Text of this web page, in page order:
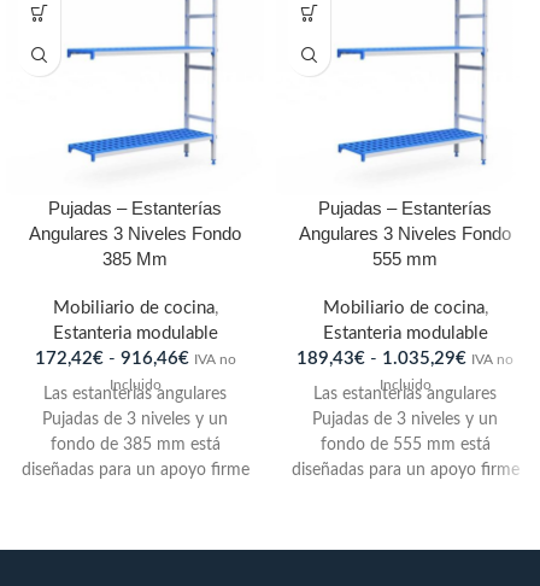
Pujadas – Estanterías
Angulares 3 Niveles Fondo
385 Mm
Mobiliario de cocina,
Estanteria modulable
172,42€ - 916,46€
IVA no
Incluido
Las estanterías angulares
Pujadas de 3 niveles y un
fondo de 385 mm está
diseñadas para un apoyo firme
carga de 150 kg repartida a lo
Pujadas – Estanterías
Angulares 3 Niveles Fondo
555 mm
Mobiliario de cocina,
Estanteria modulable
189,43€ - 1.035,29€ IVA no
Incluido
Las estanterías angulares
Pujadas de 3 niveles y un
fondo de 555 mm está
diseñadas para un apoyo firme
carga de 150 kg repartida a lo